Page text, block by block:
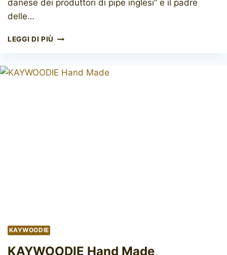
danese dei produttori di pipe inglesi” e il padre
delle…
LEGGI DI PIÙ G.
FREEHAND
KAYWOODIE
KAYWOODIE Hand Made